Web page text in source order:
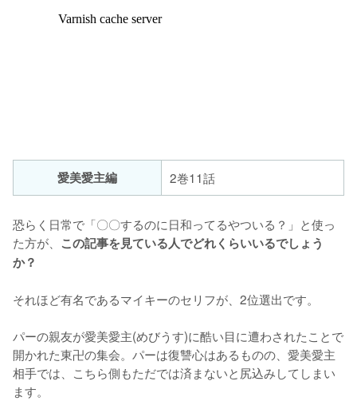
愛美愛主編 2巻11話
恐らく日常で「〇〇するのに日和ってるやついる？」と使っ
た方が、 この記事を見ている人でどれくらいいるでしょう
か？
それほど有名であるマイキーのセリフが、2位選出です。
パーの親友が愛美愛主(めびうす)に酷い目に遭わされたことで
開かれた東卍の集会。パーは復讐心はあるものの、愛美愛主
相手では、こちら側もただでは済まないと尻込みしてしまい
ます。